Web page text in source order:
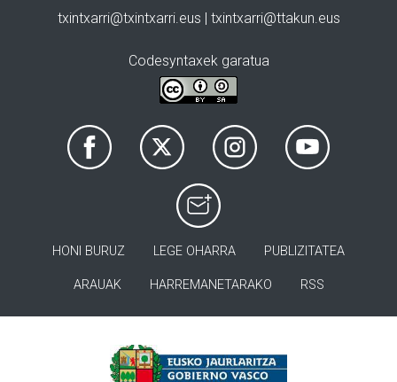
txintxarri@txintxarri.eus | txintxarri@ttakun.eus
Codesyntaxek garatua
HONI BURUZ LEGE OHARRA PUBLIZITATEA
ARAUAK HARREMANETARAKO RSS